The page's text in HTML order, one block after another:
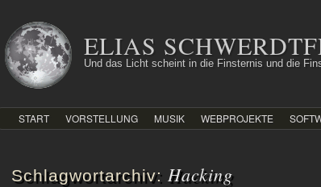
Inhalt
springen
ELIAS
Und das Licht scheint in die Finsternis und die
START VORSTELLUNG MUSIK WEBPROJEKTE
Schlagwortarchiv: Hacking